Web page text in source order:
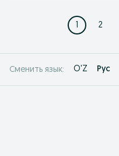
1 2
Сменить язык: O'Z Рус